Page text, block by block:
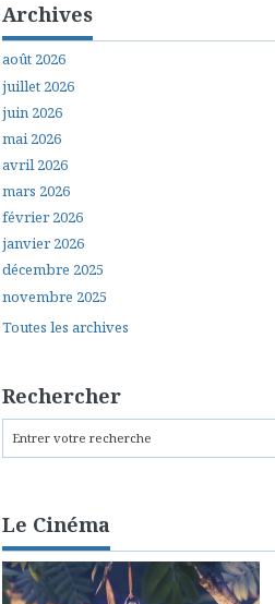
Archives
août 2026
juillet 2026
juin 2026
mai 2026
avril 2026
mars 2026
février 2026
janvier 2026
décembre 2025
novembre 2025
Toutes les archives
Rechercher
Le Cinéma